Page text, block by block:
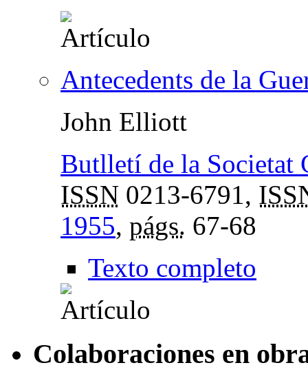
Antecedents de la
John Elliott
Butlletí de la Societat
ISSN 0213-6791,
1955, págs. 67-68
Texto completo
Colaboraciones en